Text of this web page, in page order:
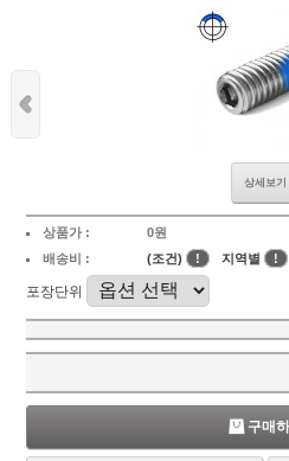
상세보기
상품가 :
0원
배송비 :
(조건) ! 지역별 !
포장단위
구매하